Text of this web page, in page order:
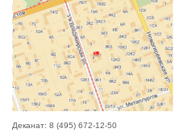
Деканат: 8 (495) 672-12-50